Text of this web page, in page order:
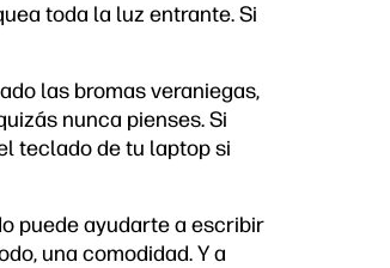
toda la luz entrante. Si
las bromas veraniegas,
nunca pienses. Si
teclado de tu laptop si
puede ayudarte a escribir
una comodidad. Y a